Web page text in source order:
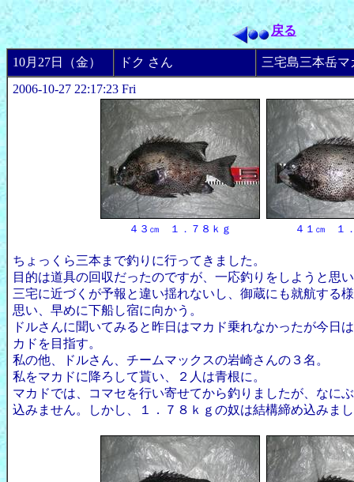
戻る
10月27日（金） ドク さん
三宅島三本岳マ
2006-10-27 22:17:23 Fri
４３㎝ １．７８ｋｇ ４１㎝ １
ちょっくら三本まで釣りに行ってきました。
目的は道具の回収だったのですが、一応釣りをしようと思
三宅に近づくが予報と違い揺れないし、御蔵にも就航する
思い、早めに下船し宿に向かう。
ドルさんに聞いてみると昨日はマカド乗れなかったが今日
カドを目指す。
私の他、ドルさん、チームマックスの岩崎さんの３名。
私をマカドに降ろして貰い、２人は青根に。
マカドでは、コマセを行い寄せてから釣りましたが、なに
込みません。しかし、１．７８ｋｇの奴は結構締め込みま